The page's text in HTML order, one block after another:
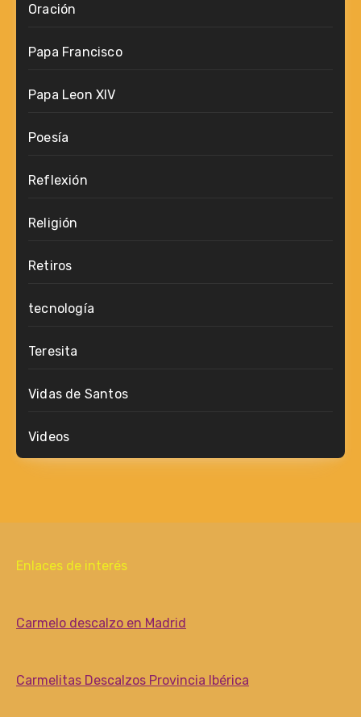
Oración
Papa Francisco
Papa Leon XIV
Poesía
Reflexión
Religión
Retiros
tecnología
Teresita
Vidas de Santos
Videos
Enlaces de interés
Carmelo descalzo en Madrid
Carmelitas Descalzos Provincia Ibérica